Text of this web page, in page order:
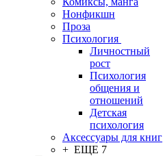
Нонфикшн
Проза
Психология
Личностный
рост
Психология
общения и
отношений
Детская
психология
Аксессуары для книг
+ ЕЩЕ 7